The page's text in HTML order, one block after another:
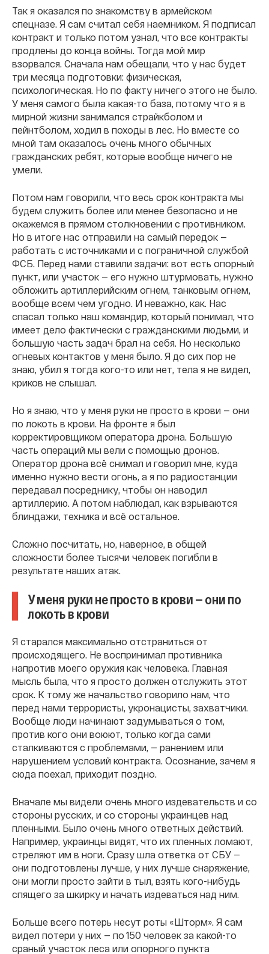
Так я оказался по знакомству в армейском
спецназе. Я сам считал себя наемником. Я подписал
контракт и только потом узнал, что все контракты
продлены до конца войны. Тогда мой мир
взорвался. Сначала нам обещали, что у нас будет
три месяца подготовки: физическая,
психологическая. Но по факту ничего этого не было.
У меня самого была какая-то база, потому что я в
мирной жизни занимался страйкболом и
пейнтболом, ходил в походы в лес. Но вместе со
мной там оказалось очень много обычных
гражданских ребят, которые вообще ничего не
умели.
Потом нам говорили, что весь срок контракта мы
будем служить более или менее безопасно и не
окажемся в прямом столкновении с противником.
Но в итоге нас отправили на самый передок —
работать с источниками и с пограничной службой
ФСБ. Перед нами ставили задачи: вот есть опорный
пункт, или участок — его нужно штурмовать, нужно
обложить артиллерийским огнем, танковым огнем,
вообще всем чем угодно. И неважно, как. Нас
спасал только наш командир, который понимал, что
имеет дело фактически с гражданскими людьми, и
большую часть задач брал на себя. Но несколько
огневых контактов у меня было. Я до сих пор не
знаю, убил я тогда кого-то или нет, тела я не видел,
криков не слышал.
Но я знаю, что у меня руки не просто в крови — они
по локоть в крови. На фронте я был
корректировщиком оператора дрона. Большую
часть операций мы вели с помощью дронов.
Оператор дрона всё снимал и говорил мне, куда
именно нужно вести огонь, а я по радиостанции
передавал посреднику, чтобы он наводил
артиллерию. А потом наблюдал, как взрываются
блиндажи, техника и всё остальное.
Сложно посчитать, но, наверное, в общей
сложности более тысячи человек погибли в
результате наших атак.
У меня руки не просто в крови — они по
локоть в крови
Я старался максимально отстраниться от
происходящего. Не воспринимал противника
напротив моего оружия как человека. Главная
мысль была, что я просто должен отслужить этот
срок. К тому же начальство говорило нам, что
перед нами террористы, укронацисты, захватчики.
Вообще люди начинают задумываться о том,
против кого они воюют, только когда сами
сталкиваются с проблемами, — ранением или
нарушением условий контракта. Осознание, зачем я
сюда поехал, приходит поздно.
Вначале мы видели очень много издевательств и со
стороны русских, и со стороны украинцев над
пленными. Было очень много ответных действий.
Например, украинцы видят, что их пленных ломают,
стреляют им в ноги. Сразу шла ответка от СБУ —
они подготовлены лучше, у них лучше снаряжение,
они могли просто зайти в тыл, взять кого-нибудь
спящего за шкирку и начать издеваться над ним.
Больше всего потерь несут роты «Шторм». Я сам
видел потери у них — по 150 человек за какой-то
сраный участок леса или опорного пункта